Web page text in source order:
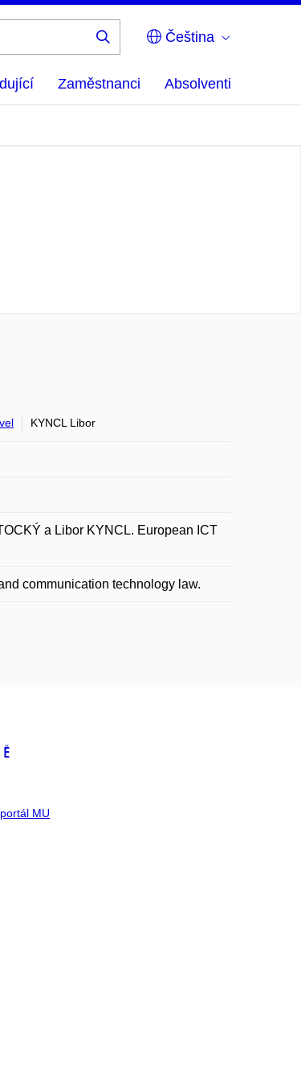
Čeština
Zaměstnanci Absolventi
KYNCL Libor
a Libor KYNCL. European ICT
communication technology law.
MU